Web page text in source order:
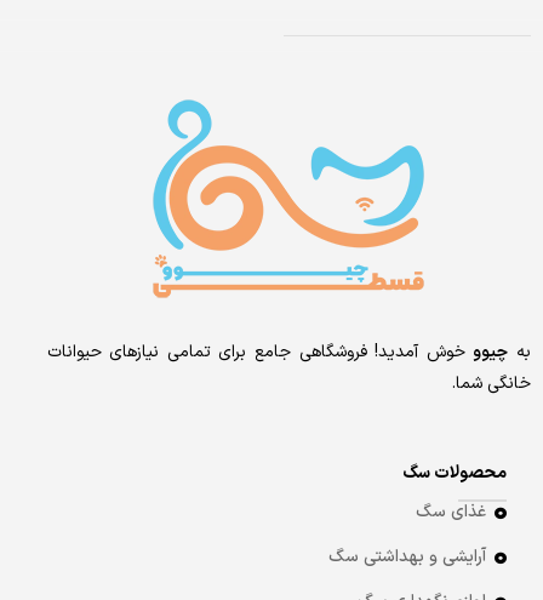
به چیوو خوش آمدید! فروشگاهی جامع برای تمامی نیازهای حیوانات
خانگی شما.
محصولات سگ
غذای سگ
آرایشی و بهداشتی سگ